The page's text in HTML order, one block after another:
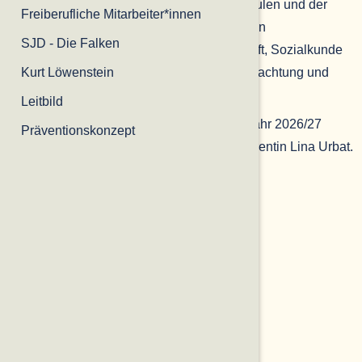
Freiberufliche Mitarbeiter*innen
SJD - Die Falken
Kurt Löwenstein
Leitbild
Präventionskonzept
: Schüler*innen von Berufsschulen und der
Sekundarstufe II aus Brandenburg und Berlin
Fächerbezüge: Geografie, Politik, Wirtschaft, Sozialkunde
Kosten: 85 Euro pro Schüler*in, inkl. Übernachtung und
Verpflegung
Bei Interesse an einer Teilnahme im Schuljahr 2026/27
wenden Sie sich gerne an die Bildungsreferentin Lina Urbat.